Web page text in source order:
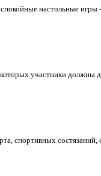
настольные
участники должны
спортивных